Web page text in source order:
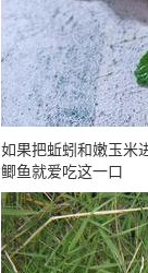
如果把蚯蚓和嫩玉米
鲫鱼就爱吃这一口